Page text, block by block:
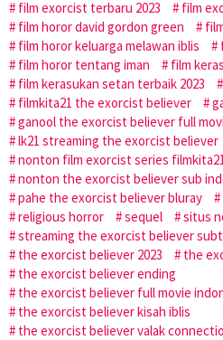
film exorcist terbaru 2023
film
film horor david gordon green
film horor keluarga melawan iblis
film horor tentang iman
film
film kerasukan setan terbaik 2023
filmkita21 the exorcist believer
ganool the exorcist believer full
lk21 streaming the exorcist believer
nonton film exorcist series
nonton the exorcist believer sub
pahe the exorcist believer bluray
religious horror
sequel
situs
streaming the exorcist believer
the exorcist believer 2023
the
the exorcist believer ending
the exorcist believer full movie
the exorcist believer kisah iblis
the exorcist believer valak